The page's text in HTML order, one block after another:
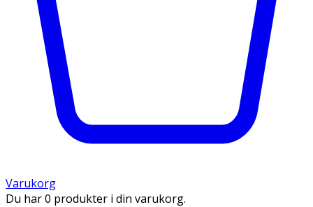
Varukorg
Du har 0 produkter i din varukorg.